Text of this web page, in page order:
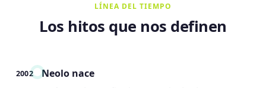
LÍNEA DEL TIEMPO
Los hitos que nos definen
2002 Neolo nace